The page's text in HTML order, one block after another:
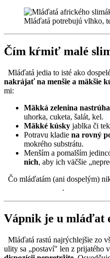
Mláďatá potrebujú vlhko,
Čím kŕmiť malé
Mláďatá jedia to isté ako
nakrájať na menšie a mäkšie
mi:
Mäkká zelenina
uhorka, cuketa, šalát, kel.
Mäkké kúsky jablka či
Potravu kladie na rovný
mokrého substrátu.
Menším a pomalším
nich, aby ich väčšie
Čo mláďatám (ani dospelým)
.
Vápnik je u mláďat
Mláďatá rastú najrýchlejšie zo
ulity sa „postaví" len z prijatého